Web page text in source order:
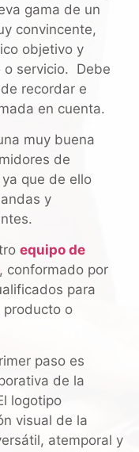
gama de un
convincente,
objetivo y
o servicio. Debe
recordar e
en cuenta.
muy buena
de
que de ello
y
equipo de
, conformado por
para
producto o
paso es
de la
logotipo
visual de la
atemporal y